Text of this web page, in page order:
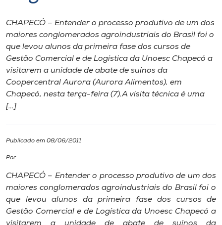
A
Internacionalização
I.nova
Cultura
CPA
Biblioteca
CHAPECÓ – Entender o processo produtivo de um dos
maiores conglomerados agroindustriais do Brasil foi o
que levou alunos da primeira fase dos cursos de
Gestão Comercial e de Logística da Unoesc Chapecó a
visitarem a unidade de abate de suínos da
Coopercentral Aurora (Aurora Alimentos), em
Chapecó, nesta terça-feira (7).A visita técnica é uma
[…]
Publicado em 08/06/2011
Por
CHAPECÓ – Entender o processo produtivo de um dos
maiores conglomerados agroindustriais do Brasil foi o
que levou alunos da primeira fase dos cursos de
Gestão Comercial e de Logística da Unoesc Chapecó a